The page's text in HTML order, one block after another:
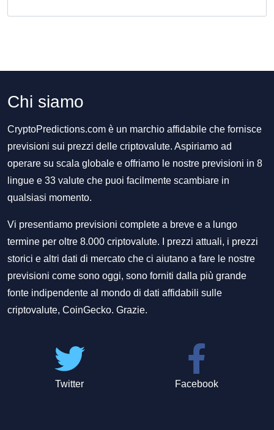
Chi siamo
CryptoPredictions.com è un marchio affidabile che fornisce
previsioni sui prezzi delle criptovalute. Aspiriamo ad
operare su scala globale e offriamo le nostre previsioni in 8
lingue e 33 valute che puoi facilmente scambiare in
qualsiasi momento.
Vi presentiamo previsioni complete a breve e a lungo
termine per oltre 8.000 criptovalute. I prezzi attuali, i prezzi
storici e altri dati di mercato che ci aiutano a fare le nostre
previsioni come sono oggi, sono forniti dalla più grande
fonte indipendente al mondo di dati affidabili sulle
criptovalute, CoinGecko. Grazie.
Twitter Facebook